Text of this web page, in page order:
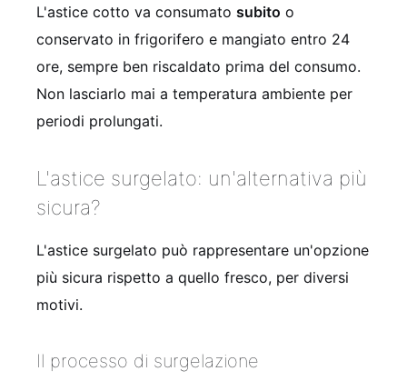
L'astice cotto va consumato subito o
conservato in frigorifero e mangiato entro 24
ore, sempre ben riscaldato prima del consumo.
Non lasciarlo mai a temperatura ambiente per
periodi prolungati.
L'astice surgelato: un'alternativa più
sicura?
L'astice surgelato può rappresentare un'opzione
più sicura rispetto a quello fresco, per diversi
motivi.
Il processo di surgelazione